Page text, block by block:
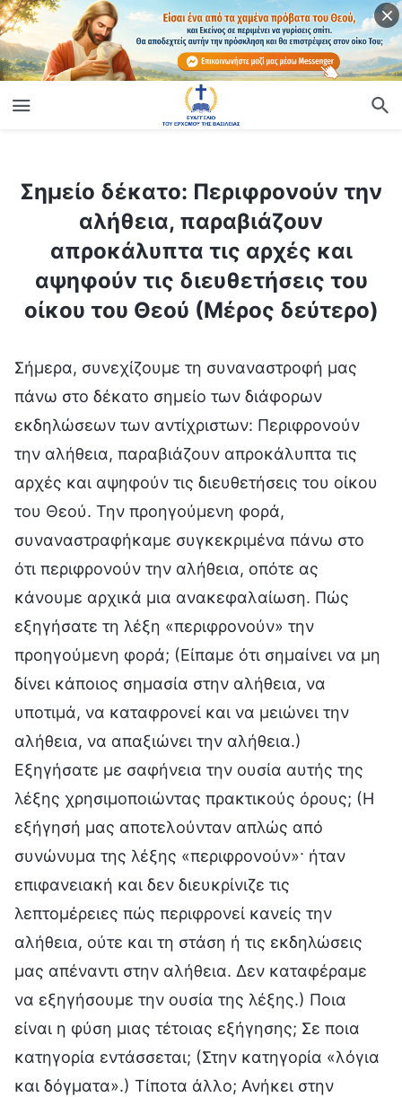
Σημείο δέκατο: Περιφρονούν την
αλήθεια, παραβιάζουν
απροκάλυπτα τις αρχές και
αψηφούν τις διευθετήσεις του
οίκου του Θεού (Μέρος δεύτερο)
Σήμερα, συνεχίζουμε τη συναναστροφή μας
πάνω στο δέκατο σημείο των διάφορων
εκδηλώσεων των αντίχριστων: Περιφρονούν
την αλήθεια, παραβιάζουν απροκάλυπτα τις
αρχές και αψηφούν τις διευθετήσεις του οίκου
του Θεού. Την προηγούμενη φορά,
συναναστραφήκαμε συγκεκριμένα πάνω στο
ότι περιφρονούν την αλήθεια, οπότε ας
κάνουμε αρχικά μια ανακεφαλαίωση. Πώς
εξηγήσατε τη λέξη «περιφρονούν» την
προηγούμενη φορά; (Είπαμε ότι σημαίνει να μη
δίνει κάποιος σημασία στην αλήθεια, να
υποτιμά, να καταφρονεί και να μειώνει την
αλήθεια, να απαξιώνει την αλήθεια.)
Εξηγήσατε με σαφήνεια την ουσία αυτής της
λέξης χρησιμοποιώντας πρακτικούς όρους; (Η
εξήγησή μας αποτελούνταν απλώς από
συνώνυμα της λέξης «περιφρονούν»· ήταν
επιφανειακή και δεν διευκρίνιζε τις
λεπτομέρειες πώς περιφρονεί κανείς την
αλήθεια, ούτε και τη στάση ή τις εκδηλώσεις
μας απέναντι στην αλήθεια. Δεν καταφέραμε
να εξηγήσουμε την ουσία της λέξης.) Ποια
είναι η φύση μιας τέτοιας εξήγησης; Σε ποια
κατηγορία εντάσσεται; (Στην κατηγορία «λόγια
και δόγματα».) Τίποτα άλλο; Ανήκει στην